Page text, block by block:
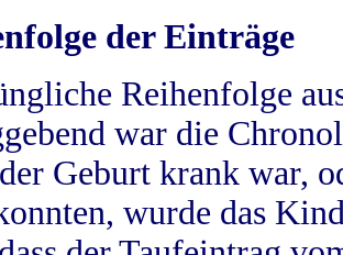
der Einträge
Reihenfolge
war die
Geburt krank war,
wurde das